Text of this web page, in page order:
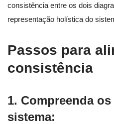
consistência entre os dois
representação holística do
Passos para
consistência
1. Compreenda
sistema: